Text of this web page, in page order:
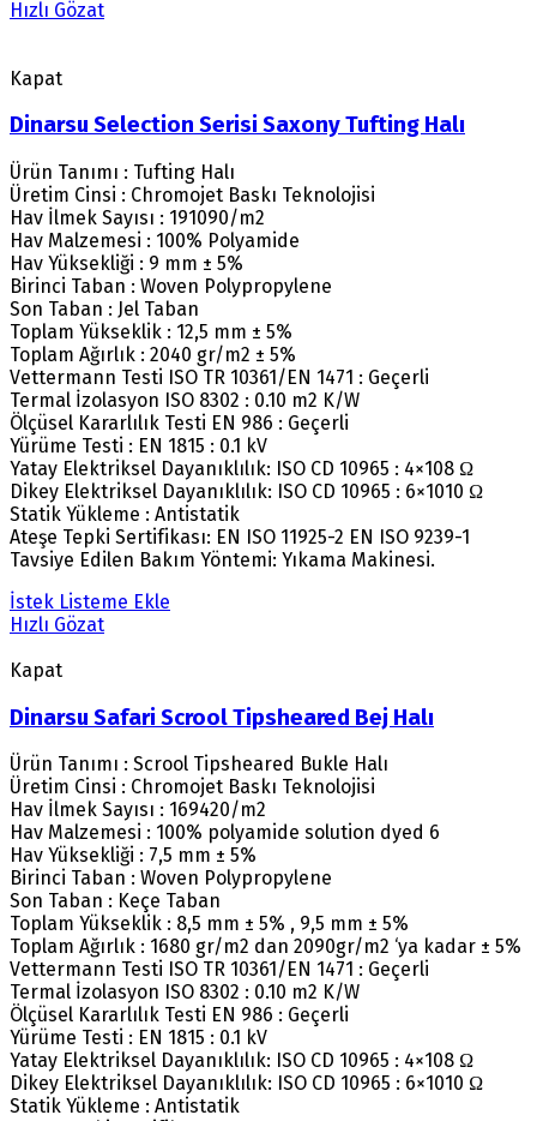
Hızlı Gözat
Kapat
Dinarsu Selection Serisi Saxony Tufting Halı
Ürün Tanımı : Tufting Halı
Üretim Cinsi : Chromojet Baskı Teknolojisi
Hav İlmek Sayısı : 191090/m2
Hav Malzemesi : 100% Polyamide
Hav Yüksekliği : 9 mm ± 5%
Birinci Taban : Woven Polypropylene
Son Taban : Jel Taban
Toplam Yükseklik : 12,5 mm ± 5%
Toplam Ağırlık : 2040 gr/m2 ± 5%
Vettermann Testi ISO TR 10361/EN 1471 : Geçerli
Termal İzolasyon ISO 8302 : 0.10 m2 K/W
Ölçüsel Kararlılık Testi EN 986 : Geçerli
Yürüme Testi : EN 1815 : 0.1 kV
Yatay Elektriksel Dayanıklılık: ISO CD 10965 : 4×108 Ω
Dikey Elektriksel Dayanıklılık: ISO CD 10965 : 6×1010 Ω
Statik Yükleme : Antistatik
Ateşe Tepki Sertifikası: EN ISO 11925-2 EN ISO 9239-1
Tavsiye Edilen Bakım Yöntemi: Yıkama Makinesi.
İstek Listeme Ekle
Hızlı Gözat
Kapat
Dinarsu Safari Scrool Tipsheared Bej Halı
Ürün Tanımı : Scrool Tipsheared Bukle Halı
Üretim Cinsi : Chromojet Baskı Teknolojisi
Hav İlmek Sayısı : 169420/m2
Hav Malzemesi : 100% polyamide solution dyed 6
Hav Yüksekliği : 7,5 mm ± 5%
Birinci Taban : Woven Polypropylene
Son Taban : Keçe Taban
Toplam Yükseklik : 8,5 mm ± 5% , 9,5 mm ± 5%
Toplam Ağırlık : 1680 gr/m2 dan 2090gr/m2 ‘ya kadar ± 5%
Vettermann Testi ISO TR 10361/EN 1471 : Geçerli
Termal İzolasyon ISO 8302 : 0.10 m2 K/W
Ölçüsel Kararlılık Testi EN 986 : Geçerli
Yürüme Testi : EN 1815 : 0.1 kV
Yatay Elektriksel Dayanıklılık: ISO CD 10965 : 4×108 Ω
Dikey Elektriksel Dayanıklılık: ISO CD 10965 : 6×1010 Ω
Statik Yükleme : Antistatik